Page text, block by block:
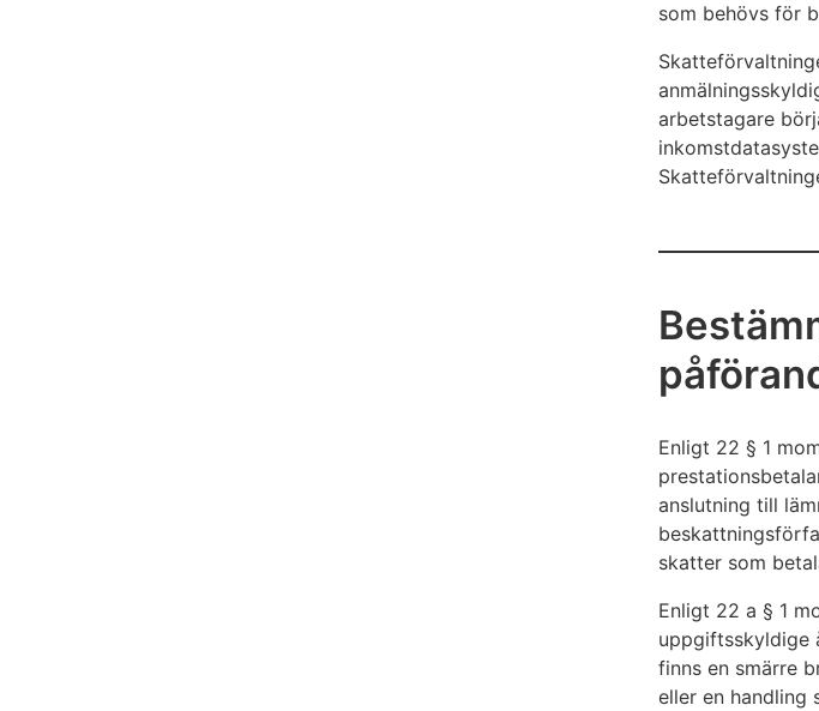
som behövs för
arbetstagare
Enligt 22 § 1
anslutning till
skatter som
Enligt 22 a § 1
uppgiftsskyldige
finns en smärre
eller en handling